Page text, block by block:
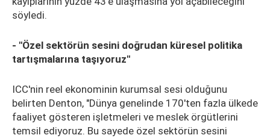
söyledi.
- "Özel sektörün sesini doğrudan küresel politika
tartışmalarına taşıyoruz"
ICC'nin reel ekonominin kurumsal sesi olduğunu
belirten Denton, "Dünya genelinde 170'ten fazla ülkede
faaliyet gösteren işletmeleri ve meslek örgütlerini
temsil ediyoruz. Bu sayede özel sektörün sesini